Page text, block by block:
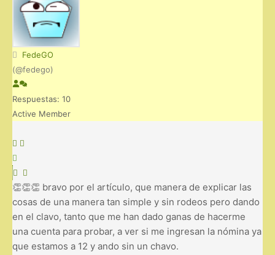
FedeGO
(@fedego)
Respuestas: 10
Active Member
👏👏👏 bravo por el artículo, que manera de explicar las
cosas de una manera tan simple y sin rodeos pero dando
en el clavo, tanto que me han dado ganas de hacerme
una cuenta para probar, a ver si me ingresan la nómina ya
que estamos a 12 y ando sin un chavo.